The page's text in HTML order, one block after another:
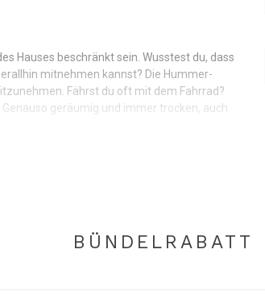
Hauses beschränkt sein. Wusstest du, dass
mitnehmen kannst? Die Hummer-
Fährst du oft mit dem Fahrrad?
geräumig und immer trocken, auch
Baumwolle. Die Buchweizenschalen befindet
als Füllmaterial für verschiedene
BÜNDELRABATT